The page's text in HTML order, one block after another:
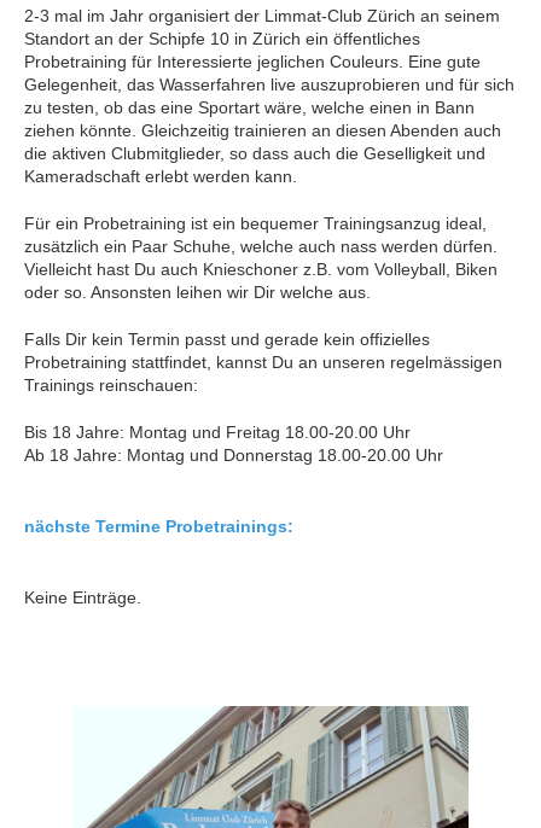
2-3 mal im Jahr organisiert der Limmat-Club Zürich an seinem
Standort an der Schipfe 10 in Zürich ein öffentliches
Probetraining für Interessierte jeglichen Couleurs. Eine gute
Gelegenheit, das Wasserfahren live auszuprobieren und für sich
zu testen, ob das eine Sportart wäre, welche einen in Bann
ziehen könnte. Gleichzeitig trainieren an diesen Abenden auch
die aktiven Clubmitglieder, so dass auch die Geselligkeit und
Kameradschaft erlebt werden kann.
Für ein Probetraining ist ein bequemer Trainingsanzug ideal,
zusätzlich ein Paar Schuhe, welche auch nass werden dürfen.
Vielleicht hast Du auch Knieschoner z.B. vom Volleyball, Biken
oder so. Ansonsten leihen wir Dir welche aus.
Falls Dir kein Termin passt und gerade kein offizielles
Probetraining stattfindet, kannst Du an unseren regelmässigen
Trainings reinschauen:
Bis 18 Jahre: Montag und Freitag 18.00-20.00 Uhr
Ab 18 Jahre: Montag und Donnerstag 18.00-20.00 Uhr
nächste Termine Probetrainings:
Keine Einträge.